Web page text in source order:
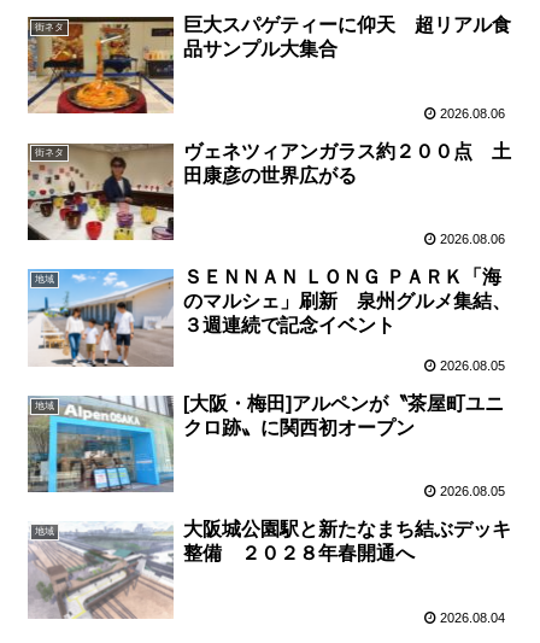
街ネタ
巨大スパゲティーに仰天 超リアル食
品サンプル大集合
2026.08.06
街ネタ
ヴェネツィアンガラス約２００点 土
田康彦の世界広がる
2026.08.06
地域
ＳＥＮＮＡＮ ＬＯＮＧ ＰＡＲＫ「海
のマルシェ」刷新 泉州グルメ集結、
３週連続で記念イベント
2026.08.05
地域
[大阪・梅田]アルペンが〝茶屋町ユニ
クロ跡〟に関西初オープン
2026.08.05
地域
大阪城公園駅と新たなまち結ぶデッキ
整備 ２０２８年春開通へ
2026.08.04